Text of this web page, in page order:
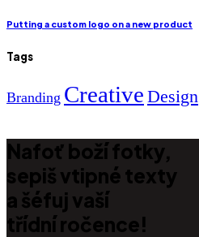
Putting a custom logo on a new product
Tags
Branding Creative Design
Nafoť boží fotky,
sepiš vtipné texty
a šéfuj vaší
třídní ročence!